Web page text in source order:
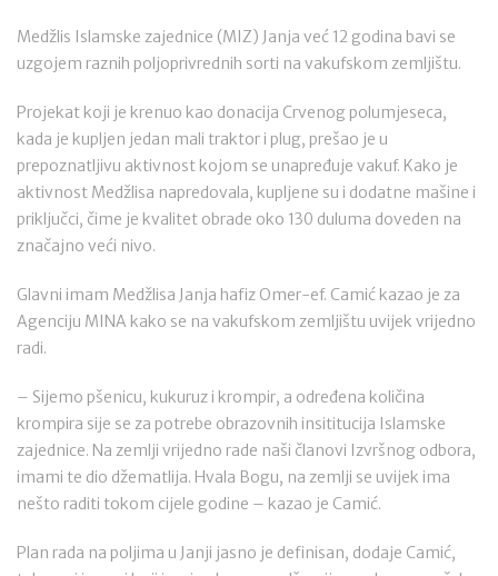
Medžlis Islamske zajednice (MIZ) Janja već 12 godina bavi se
uzgojem raznih poljoprivrednih sorti na vakufskom zemljištu.
Projekat koji je krenuo kao donacija Crvenog polumjeseca,
kada je kupljen jedan mali traktor i plug, prešao je u
prepoznatljivu aktivnost kojom se unapređuje vakuf. Kako je
aktivnost Medžlisa napredovala, kupljene su i dodatne mašine i
priključci, čime je kvalitet obrade oko 130 duluma doveden na
značajno veći nivo.
Glavni imam Medžlisa Janja hafiz Omer-ef. Camić kazao je za
Agenciju MINA kako se na vakufskom zemljištu uvijek vrijedno
radi.
– Sijemo pšenicu, kukuruz i krompir, a određena količina
krompira sije se za potrebe obrazovnih insititucija Islamske
zajednice. Na zemlji vrijedno rade naši članovi Izvršnog odbora,
imami te dio džematlija. Hvala Bogu, na zemlji se uvijek ima
nešto raditi tokom cijele godine – kazao je Camić.
Plan rada na poljima u Janji jasno je definisan, dodaje Camić,